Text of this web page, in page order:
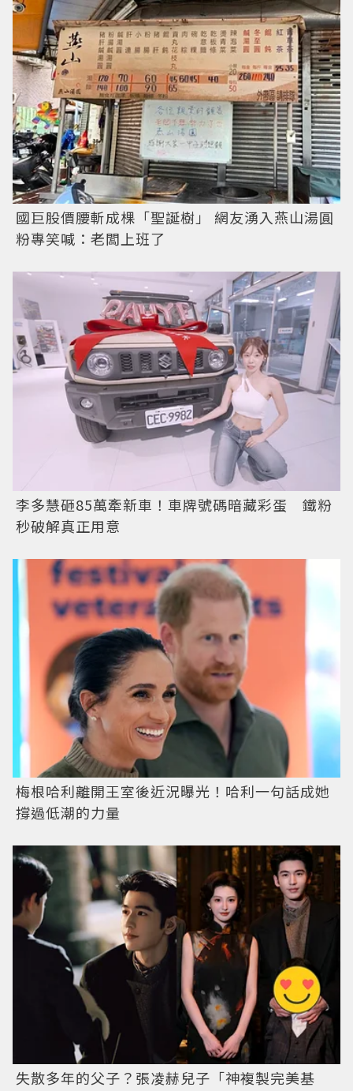
國巨股價腰斬成棵「聖誕樹」 網友湧入燕山湯圓
粉專笑喊：老闆上班了
李多慧砸85萬牽新車！車牌號碼暗藏彩蛋 鐵粉
秒破解真正用意
梅根哈利離開王室後近況曝光！哈利一句話成她
撐過低潮的力量
失散多年的父子？張凌赫兒子「神複製完美基